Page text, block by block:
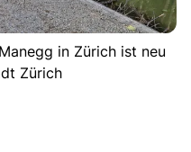
in Zürich ist neu
Zürich